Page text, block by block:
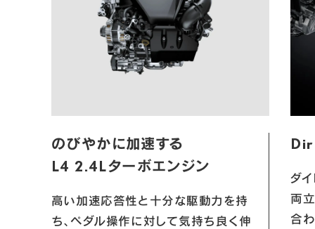
のびやかに加速する
L4 2.4Lターボエンジン
高い加速応答性と十分な駆動力を持
ち、ペダル操作に対して気持ち良く伸
ダ
両
合